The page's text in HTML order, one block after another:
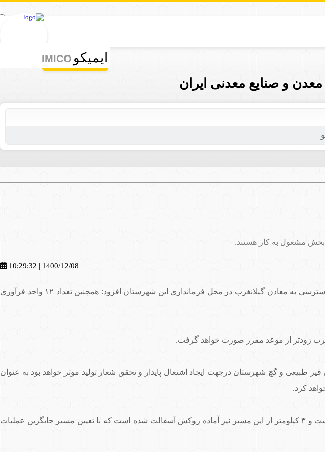
ورود | ثبت نام
ایمیکو IMICO
و صنایع معدنی ایران
1400/12/08 | 10:29:32
حشمت رضایی روز شنبه در نشست هماهنگی تسریع در روند اجرای این پروژه اجرای روکش آسفالت جاده دسترسی به معادن گیلانغرب در محل فرمانداری این شهرستان افزود: همچنین تعداد ۱۲ واحد فرآوری
زودتر از موعد مقرر صورت خواهد گرفت.
طبیعی و گچ شهرستان درجهت ایجاد اشتغال پایدار و تحقق شعار تولید موثر خواهد بود به عنوان
کرد.
رضایی ادامه داد: عملیات زیرسازی فاز اول این جاده به طول ۱۰ کیلومتر به صورت ۱۰۰ درصد انجام شده است و ۳ کیلومتر از این مسیر نیز آماده روکش آسفالت شده است که با تعیین مسیر جایگزین عملیات